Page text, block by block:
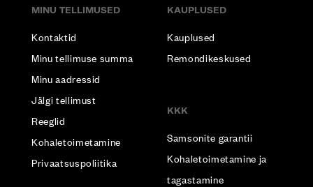
MINU TELLIMUSED
Kontaktid
Minu tellimuse summa
Minu aadressid
Jälgi tellimust
Reeglid
Kohaletoimetamine
Privaatsuspoliitika
KAUPLUSED
Kauplused
Remondikeskused
KKK
Samsonite garantii
Kohaletoimetamine ja
tagastamine